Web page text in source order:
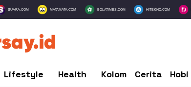
SUARA.COM MATAMATA.COM BOLATIMES.COM HITEKNO.COM
Lifestyle Health Kolom Cerita Hobi